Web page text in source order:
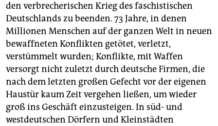
den verbrecherischen Krieg des faschistischen
Deutschlands zu beenden. 73 Jahre, in denen
Millionen Menschen auf der ganzen Welt in neuen
bewaffneten Konflikten getötet, verletzt,
verstümmelt wurden; Konflikte, mit Waffen
versorgt nicht zuletzt durch deutsche Firmen, die
nach dem letzten großen Gefecht vor der eigenen
Haustür kaum Zeit vergehen ließen, um wieder
groß ins Geschäft einzusteigen. In süd- und
westdeutschen Dörfern und Kleinstädten